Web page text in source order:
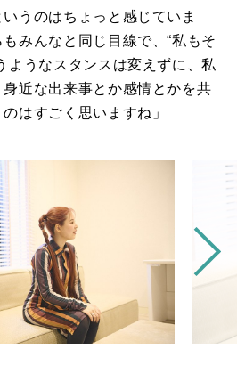
うのはちょっと感じていま
みんなと同じ目線で、“私もそ
ようなスタンスは変えずに、私
近な出来事とか感情とかを共
はすごく思いますね」